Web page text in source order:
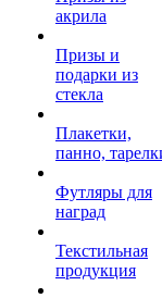
акрила
Призы и
подарки из
стекла
Плакетки,
панно,
Футляры для
наград
Текстильная
продукция